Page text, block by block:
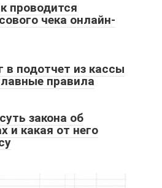
проводится
чека онлайн-
в подотчет из кассы
правила
закона об
и какая от него